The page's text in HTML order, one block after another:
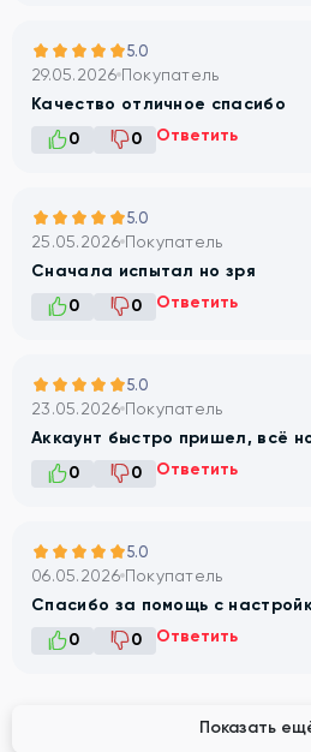
5.0
29.05.2026 Покупатель
Качество отличное спасибо
0
0 Ответить
5.0
25.05.2026 Покупатель
Сначала испытал но зря
0
0 Ответить
5.0
23.05.2026 Покупатель
Аккаунт быстро пришел, всё
0
0 Ответить
5.0
06.05.2026 Покупатель
Спасибо за помощь с
0
0 Ответить
Показать